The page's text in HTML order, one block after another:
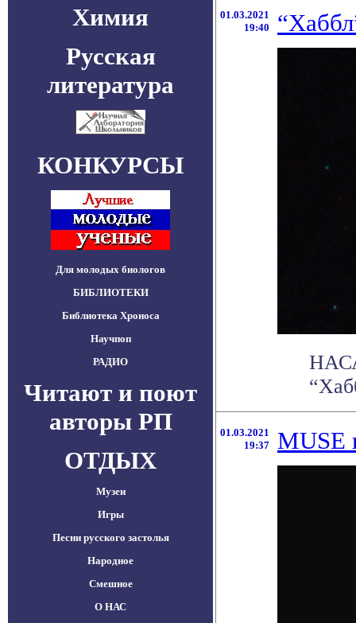
Химия
Русская
литература
КОНКУРСЫ
Для молодых биологов
БИБЛИОТЕКИ
Библиотека Хроноса
Научпоп
РАДИО
Читают и поют
авторы РП
ОТДЫХ
Музеи
Игры
Песни русского застолья
Народное
Смешное
О НАС
01.03.2021
19:40
01.03.2021
19:37
MUSE